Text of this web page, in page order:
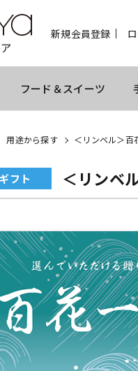
新規会員登録
フード＆スイーツ
用途から探す ＜リンベル＞百
フト ＜リンベ